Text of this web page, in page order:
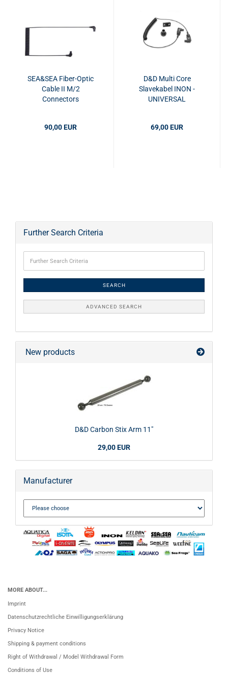
SEA&SEA Fiber-Optic
Cable II M/2
Connectors
90,00 EUR
D&D Multi Core
Slavekabel INON -
UNIVERSAL
69,00 EUR
Further Search Criteria
SEARCH
ADVANCED SEARCH
New products
D&D Carbon Stix Arm 11"
29,00 EUR
Manufacturer
MORE ABOUT...
Imprint
Datenschutzrechtliche Einwilligungserklärung
Privacy Notice
Shipping & payment conditions
Right of Withdrawal / Model Withdrawal Form
Conditions of Use